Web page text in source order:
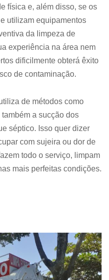
física e, além disso, se os
utilizam equipamentos
da limpeza de
experiência na área nem
dificilmente obterá êxito
de contaminação.
de métodos como
a sucção dos
séptico. Isso quer dizer
com sujeira ou dor de
todo o serviço, limpam
mais perfeitas condições.